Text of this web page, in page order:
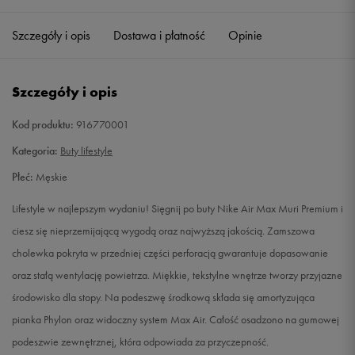
38,5
40,5 25,5 cm
42 26,5 cm Powiadom o dostępności
42,5 27 cm
44 28 cm Powiadom o dostępności
Szczegóły i opis Dostawa i płatność Opinie
Szczegóły i opis
Kod produktu: 916770001
Kategoria: Buty lifestyle
Płeć: Męskie
Lifestyle w najlepszym wydaniu! Sięgnij po buty Nike Air Max Muri Premium i
ciesz się nieprzemijającą wygodą oraz najwyższą jakością. Zamszowa
cholewka pokryta w przedniej części perforacją gwarantuje dopasowanie
oraz stałą wentylację powietrza. Miękkie, tekstylne wnętrze tworzy przyjazne
środowisko dla stopy. Na podeszwę środkową składa się amortyzująca
pianka Phylon oraz widoczny system Max Air. Całość osadzono na gumowej
podeszwie zewnętrznej, która odpowiada za przyczepność.